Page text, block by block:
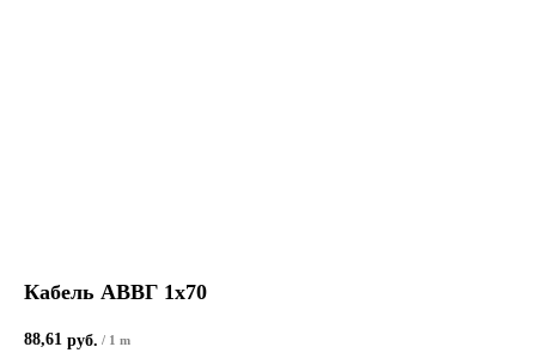
Кабель АВВГ 1х70
88,61 руб. / 1 m